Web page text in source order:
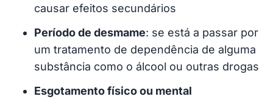
causar efeitos secundários
Período de desmame: se está a passar por
um tratamento de dependência de alguma
substância como o álcool ou outras drogas
Esgotamento físico ou mental